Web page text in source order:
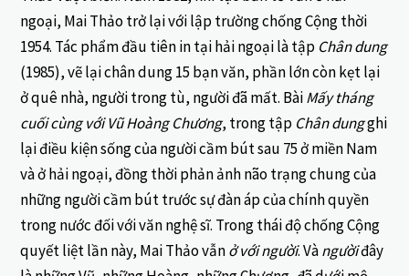
ngoại, Mai Thảo trở lại với lập trường chống Cộng thời
1954. Tác phẩm đầu tiên in tại hải ngoại là tập Chân dung
(1985), vẽ lại chân dung 15 bạn văn, phần lớn còn kẹt lại
ở quê nhà, người trong tù, người đã mất. BàiMấy tháng
cuối cùng với Vũ Hoàng Chương, trong tập Chân dungghi
lại điều kiện sống của người cầm bút sau 75 ở miền Nam
và ở hải ngoại, đồng thời phản ảnh não trạng chung của
những người cầm bút trước sự đàn áp của chính quyền
trong nước đối với văn nghệ sĩ. Trong thái độ chống Cộng
quyết liệt lần này, Mai Thảo vẫnở với người. Vàngườiđây